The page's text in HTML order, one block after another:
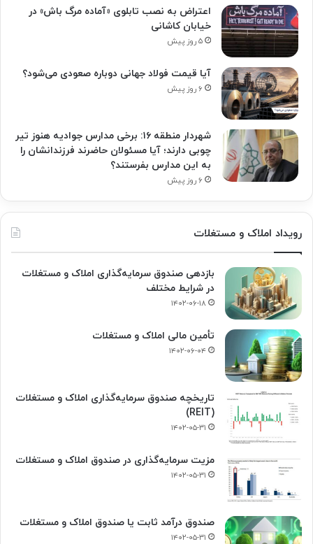
اعتراض به نصب تابلوی «آماده مرگ باش» در
خیابان کاشانی
۵ روز پیش
آیا قیمت فولاد جهانی دوباره صعودی می‌شود؟
۶ روز پیش
شهردار منطقه ۱۶: برخی مدارس جوادیه هنوز تیر
چوبی دارند؛ آیا مسئولان حاضرند فرزندانشان را
به این مدارس بفرستند؟
۶ روز پیش
رویداد املاک و مستغلات
بازدهی صندوق سرمایه‌گذاری املاک و مستغلات
در شرایط مختلف
۱۴۰۲-۰۶-۱۸
تأمین مالی املاک و مستغلات
۱۴۰۲-۰۶-۰۴
تاریخچه صندوق سرمایه‌گذاری املاک و مستغلات
(REIT)
۱۴۰۲-۰۵-۳۱
مزیت سرمایه‌گذاری در صندوق املاک و مستغلات
۱۴۰۲-۰۵-۳۱
صندوق درآمد ثابت یا صندوق املاک و مستغلات
۱۴۰۲-۰۵-۳۱